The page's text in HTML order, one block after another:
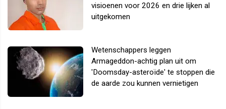
visioenen voor 2026 en drie lijken al
uitgekomen
Wetenschappers leggen
Armageddon-achtig plan uit om
'Doomsday-asteroïde' te stoppen die
de aarde zou kunnen vernietigen